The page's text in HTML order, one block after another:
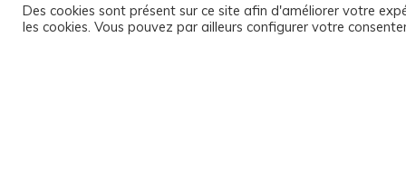
NOUS SUIVRE
Des cookies sont présent sur ce site afin d'améliorer votre
les cookies. Vous pouvez par ailleurs configurer votre